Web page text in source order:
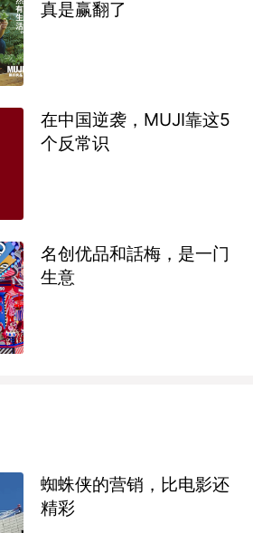
真是赢翻了
在中国逆袭，MUJI靠这5
个反常识
名创优品和話梅，是一门
生意
蜘蛛侠的营销，比电影还
精彩